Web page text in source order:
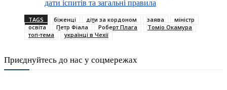
дати іспитів та загальні правила
TAGS біженці діти за кордоном заява
міністр
освіта
Петр Фіала Роберт Плага
Томіо Окамура
топ-тема
українці в Чехії
Приєднуйтесь до нас у соцмережах